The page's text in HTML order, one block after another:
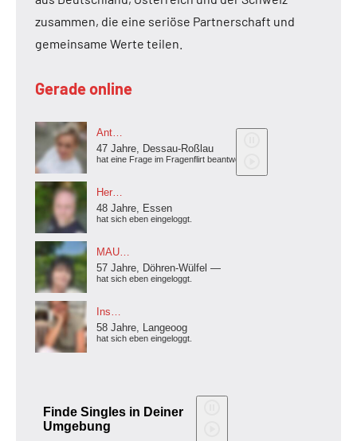
zusammen, die eine seriöse Partnerschaft und
gemeinsame Werte teilen.
Gerade online